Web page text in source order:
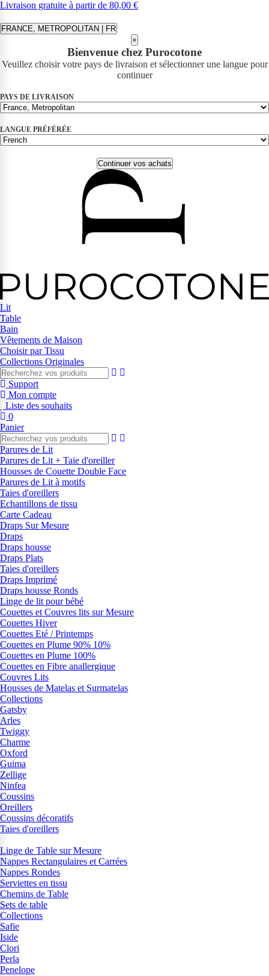
Livraison gratuite à partir de 80,00 €
FRANCE, METROPOLITAN | FR
×
Bienvenue chez Purocotone
Veuillez choisir votre pays de livraison et sélectionner une langue pour
continuer
PAYS DE LIVRAISON
LANGUE PRÉFÉRÉE
Continuer vos achats
Lit
Table
Bain
Vêtements de Maison
Choisir par Tissu
Collections Originales
Support
Mon compte
Liste des souhaits
0
Panier
Parures de Lit
Parures de Lit + Taie d'oreiller
Housses de Couette Double Face
Parures de Lit à motifs
Taies d'oreillers
Echantillons de tissu
Carte Cadeau
Draps Sur Mesure
Draps
Draps housse
Draps Plats
Taies d'oreillers
Draps Imprimé
Draps housse Ronds
Linge de lit pour bébé
Couettes et Couvres lits sur Mesure
Couettes Hiver
Couettes Eté / Printemps
Couettes en Plume 90% 10%
Couettes en Plume 100%
Couettes en Fibre anallergique
Couvres Lits
Housses de Matelas et Surmatelas
Collections
Gatsby
Arles
Twiggy
Charme
Oxford
Guima
Zellige
Ninfea
Coussins
Oreillers
Coussins décoratifs
Taies d'oreillers
Linge de Table sur Mesure
Nappes Rectangulaires et Carrées
Nappes Rondes
Serviettes en tissu
Chemins de Table
Sets de table
Collections
Safie
Iside
Clori
Perla
Penelope